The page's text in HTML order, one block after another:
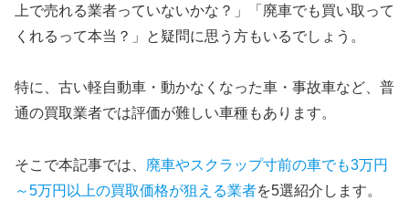
上で売れる業者っていないかな？」「廃車でも買い取って
くれるって本当？」と疑問に思う方もいるでしょう。
特に、古い軽自動車・動かなくなった車・事故車など、普
通の買取業者では評価が難しい車種もあります。
そこで本記事では、 廃車やスクラップ寸前の車でも3万円
～5万円以上の買取価格が狙える業者を5選紹介します。